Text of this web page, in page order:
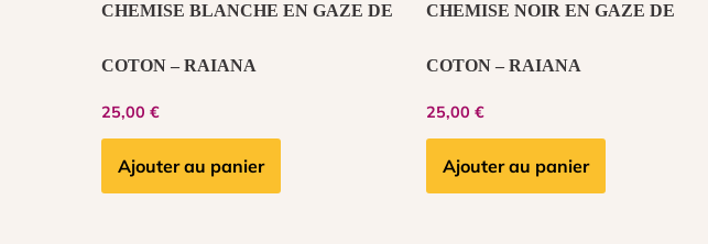
CHEMISE BLANCHE EN GAZE DE
COTON – RAIANA
25,00 €
Ajouter au panier
CHEMISE NOIR EN GAZE DE
COTON – RAIANA
25,00 €
Ajouter au panier